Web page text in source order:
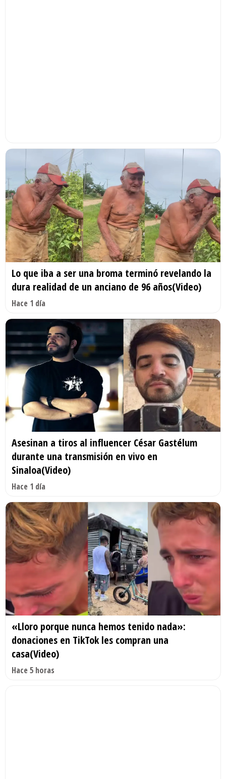
Lo que iba a ser una broma terminó revelando la
dura realidad de un anciano de 96 años(Video)
Hace 1 día
Asesinan a tiros al influencer César Gastélum
durante una transmisión en vivo en
Sinaloa(Video)
Hace 1 día
«Lloro porque nunca hemos tenido nada»:
donaciones en TikTok les compran una
casa(Video)
Hace 5 horas